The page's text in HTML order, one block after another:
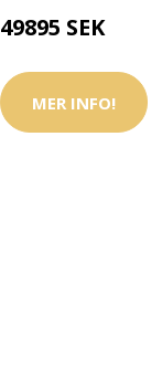
49895 SEK
MER INFO!